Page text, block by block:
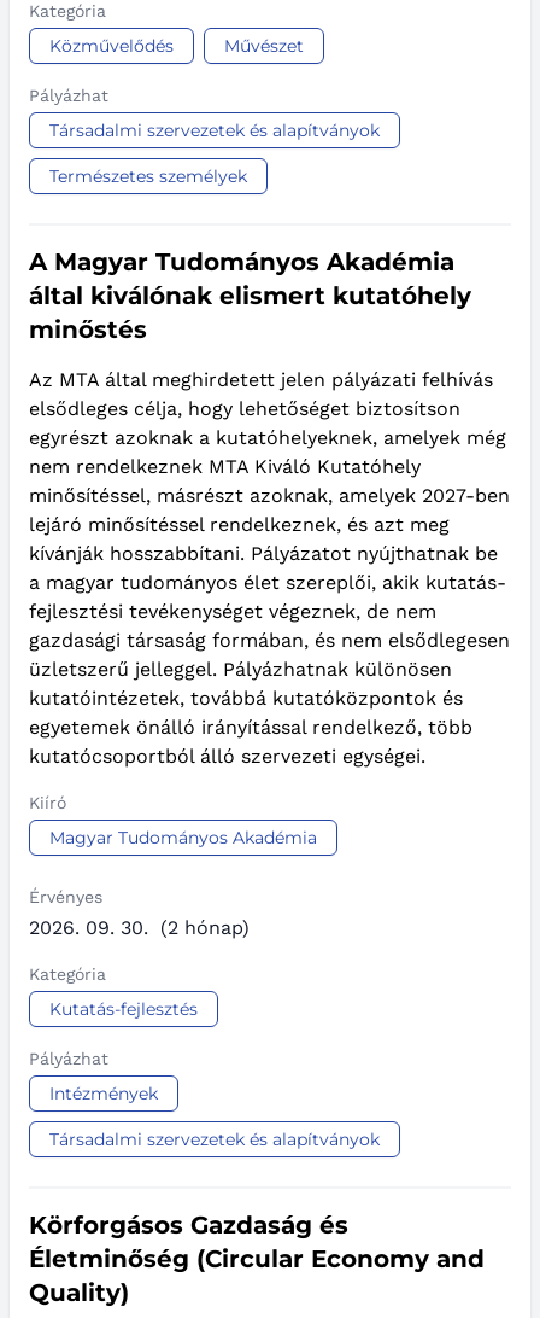
Kategória
Közművelődés Művészet
Pályázhat
Társadalmi szervezetek és alapítványok
Természetes személyek
A Magyar Tudományos Akadémia
által kiválónak elismert kutatóhely
minőstés
Az MTA által meghirdetett jelen pályázati felhívás
elsődleges célja, hogy lehetőséget biztosítson
egyrészt azoknak a kutatóhelyeknek, amelyek még
nem rendelkeznek MTA Kiváló Kutatóhely
minősítéssel, másrészt azoknak, amelyek 2027-ben
lejáró minősítéssel rendelkeznek, és azt meg
kívánják hosszabbítani. Pályázatot nyújthatnak be
a magyar tudományos élet szereplői, akik kutatás-
fejlesztési tevékenységet végeznek, de nem
gazdasági társaság formában, és nem elsődlegesen
üzletszerű jelleggel. Pályázhatnak különösen
kutatóintézetek, továbbá kutatóközpontok és
egyetemek önálló irányítással rendelkező, több
kutatócsoportból álló szervezeti egységei.
Kiíró
Magyar Tudományos Akadémia
Érvényes
2026. 09. 30. (2 hónap)
Kategória
Kutatás-fejlesztés
Pályázhat
Intézmények
Társadalmi szervezetek és alapítványok
Körforgásos Gazdaság és
Életminőség (Circular Economy and
Quality)